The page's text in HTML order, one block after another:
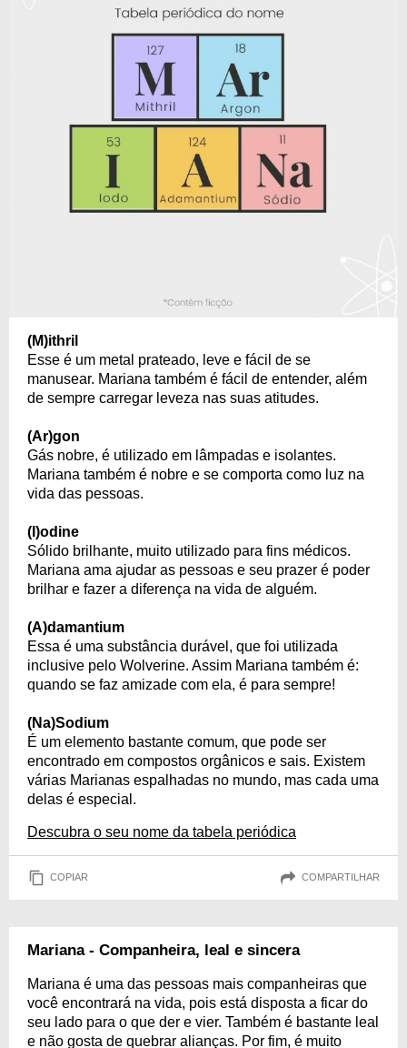
(M)ithril
Esse é um metal prateado, leve e fácil de se
manusear. Mariana também é fácil de entender, além
de sempre carregar leveza nas suas atitudes.
(Ar)gon
Gás nobre, é utilizado em lâmpadas e isolantes.
Mariana também é nobre e se comporta como luz na
vida das pessoas.
(I)odine
Sólido brilhante, muito utilizado para fins médicos.
Mariana ama ajudar as pessoas e seu prazer é poder
brilhar e fazer a diferença na vida de alguém.
(A)damantium
Essa é uma substância durável, que foi utilizada
inclusive pelo Wolverine. Assim Mariana também é:
quando se faz amizade com ela, é para sempre!
(Na)Sodium
É um elemento bastante comum, que pode ser
encontrado em compostos orgânicos e sais. Existem
várias Marianas espalhadas no mundo, mas cada uma
delas é especial.
Descubra o seu nome da tabela periódica
COPIAR COMPARTILHAR
Mariana - Companheira, leal e sincera
Mariana é uma das pessoas mais companheiras que
você encontrará na vida, pois está disposta a ficar do
seu lado para o que der e vier. Também é bastante leal
e não gosta de quebrar alianças. Por fim, é muito